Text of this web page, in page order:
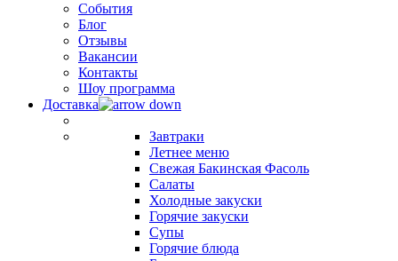
События
Блог
Отзывы
Вакансии
Контакты
Шоу программа
Доставка
Завтраки
Летнее меню
Свежая Бакинская Фасоль
Салаты
Холодные закуски
Горячие закуски
Супы
Горячие блюда